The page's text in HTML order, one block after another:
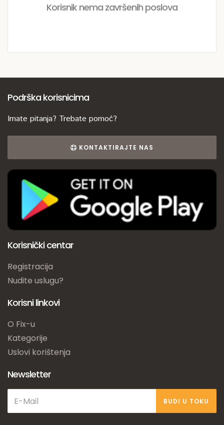
Korisnik nema završenih poslova
Podrška korisnicima
Imate pitanja? Trebate pomoć?
KONTAKTIRAJTE NAS
Korisnički centar
Registracija
Nudite uslugu?
Korisni linkovi
O Fix-u
Kategorije
Uslovi korištenja
Newsletter
BUDI U TOKU